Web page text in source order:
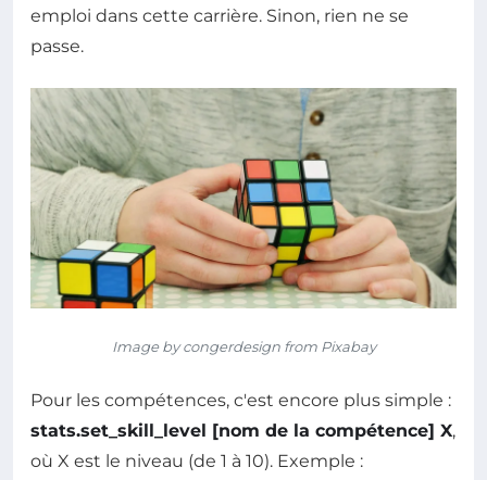
emploi dans cette carrière. Sinon, rien ne se
passe.
Image by congerdesign from Pixabay
Pour les compétences, c'est encore plus simple :
stats.set_skill_level [nom de la compétence] X,
où X est le niveau (de 1 à 10). Exemple :